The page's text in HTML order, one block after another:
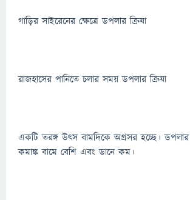
গাড়ির সাইরেনের ক্ষেত্রে ডপলার ক্রিযা
রাজহাসের পানিতে চলার সময় ডপলার ক্রিযা
একটি তরঙ্গ উৎস বামদিকে অগ্রসর হচ্ছে। ডপলার
কমাঙ্ক বামে বেশি এবং ডানে কম।